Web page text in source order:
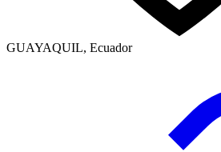
GUAYAQUIL, Ecuador